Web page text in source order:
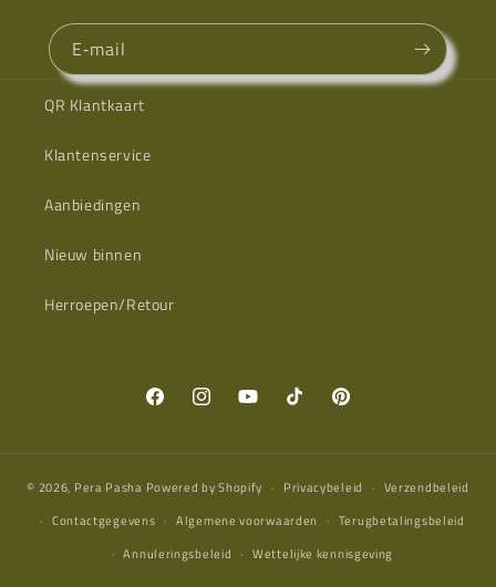
E‑mail
QR Klantkaart
Klantenservice
Aanbiedingen
Nieuw binnen
Herroepen/Retour
FacebookInstagramYouTubeTikTok Pinterest
© 2026, Pera Pasha Powered by Shopify Privacybeleid
Verzendbeleid
Contactgegevens
Algemene voorwaarden
Terugbetalingsbeleid
Annuleringsbeleid
Wettelijke kennisgeving